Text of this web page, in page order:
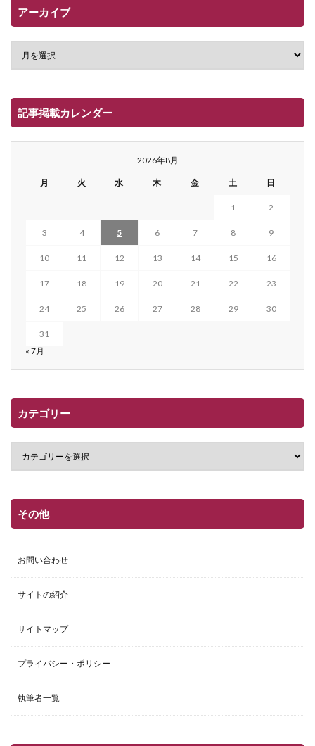
アーカイブ
記事掲載カレンダー
2026年8月
月 火 水 木 金 土 日
1 2
3 4 5 6 7 8 9
10 11 12 13 14 15 16
17 18 19 20 21 22 23
24 25 26 27 28 29 30
31
« 7月
カテゴリー
その他
お問い合わせ
サイトの紹介
サイトマップ
プライバシー・ポリシー
執筆者一覧